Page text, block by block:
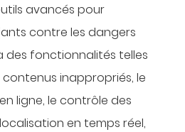
avancés pour
contre les dangers
des fonctionnalités telles
inappropriés, le
ligne, le contrôle des
en temps réel,